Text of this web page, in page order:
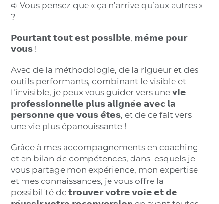
➪ Vous pensez que « ça n’arrive qu’aux autres »
?
𝗣𝗼𝘂𝗿𝘁𝗮𝗻𝘁 𝘁𝗼𝘂𝘁 𝗲𝘀𝘁 𝗽𝗼𝘀𝘀𝗶𝗯𝗹𝗲, 𝗺𝗲̂𝗺𝗲 𝗽𝗼𝘂𝗿
𝘃𝗼𝘂𝘀 !
Avec de la méthodologie, de la rigueur et des
outils performants, combinant le visible et
l’invisible, je peux vous guider vers une 𝘃𝗶𝗲
𝗽𝗿𝗼𝗳𝗲𝘀𝘀𝗶𝗼𝗻𝗻𝗲𝗹𝗹𝗲 𝗽𝗹𝘂𝘀 𝗮𝗹𝗶𝗴𝗻𝗲́𝗲 𝗮𝘃𝗲𝗰 𝗹𝗮
𝗽𝗲𝗿𝘀𝗼𝗻𝗻𝗲 𝗾𝘂𝗲 𝘃𝗼𝘂𝘀 𝗲̂𝘁𝗲𝘀, et de ce fait vers
une vie plus épanouissante !
Grâce à mes accompagnements en coaching
et en bilan de compétences, dans lesquels je
vous partage mon expérience, mon expertise
et mes connaissances, je vous offre la
possibilité de 𝘁𝗿𝗼𝘂𝘃𝗲𝗿 𝘃𝗼𝘁𝗿𝗲 𝘃𝗼𝗶𝗲 𝗲𝘁 𝗱𝗲